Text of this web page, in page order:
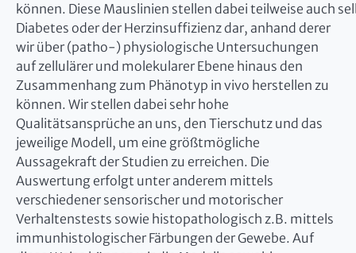
können. Diese Mauslinien stellen dabei teilweise auch
Diabetes oder der Herzinsuffizienz dar, anhand derer
wir über (patho-) physiologische Untersuchungen
auf zellulärer und molekularer Ebene hinaus den
Zusammenhang zum Phänotyp in vivo herstellen zu
können. Wir stellen dabei sehr hohe
Qualitätsansprüche an uns, den Tierschutz und das
jeweilige Modell, um eine größtmögliche
Aussagekraft der Studien zu erreichen. Die
Auswertung erfolgt unter anderem mittels
verschiedener sensorischer und motorischer
Verhaltenstests sowie histopathologisch z.B. mittels
immunhistologischer Färbungen der Gewebe. Auf